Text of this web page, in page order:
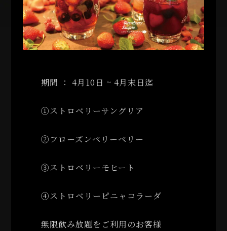
期間 ： 4月10日 ~ 4月末日迄
①ストロベリーサングリア
②フローズンベリーベリー
③ストロベリーモヒート
④ストロベリーピニャコラーダ
無限飲み放題をご利用のお客様